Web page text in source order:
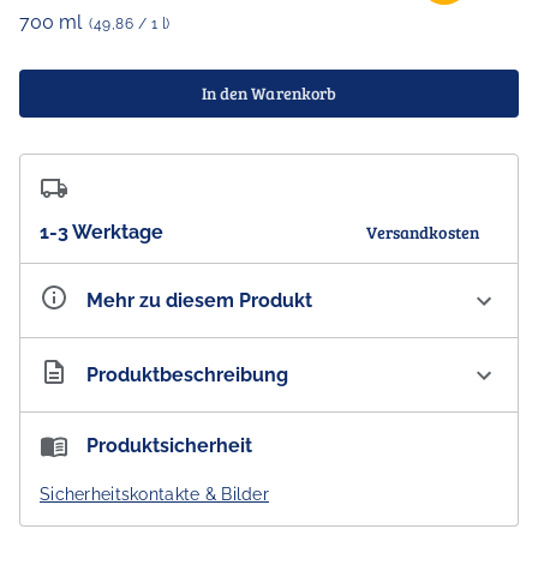
700 ml (49,86 / 1 l)
In den Warenkorb
1-3 Werktage Versandkosten
Mehr zu diesem Produkt
Artikelnummer AU101918
Produktbeschreibung
78 Degrees Australian Vodka 38% vol.
2021
Produktsicherheit
Sicherheitskontakte & Bilder